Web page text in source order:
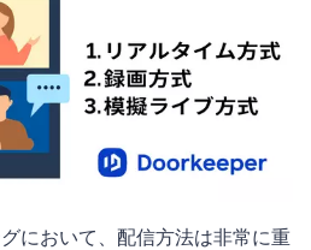
において、配信方法は非常に重